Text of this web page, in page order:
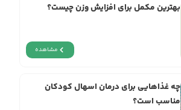
بهترین مکمل برای افزایش وزن چیست؟
مشاهده
چه غذاهایی برای درمان اسهال کودکان
مناسب است؟